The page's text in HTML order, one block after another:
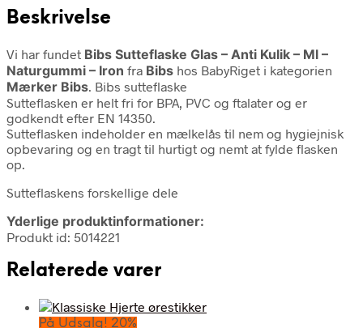
Beskrivelse
Vi har fundet Bibs Sutteflaske Glas – Anti Kulik – Ml –
Naturgummi – Iron fra Bibs hos BabyRiget i kategorien
Mærker Bibs. Bibs sutteflaske
Sutteflasken er helt fri for BPA, PVC og ftalater og er
godkendt efter EN 14350.
Sutteflasken indeholder en mælkelås til nem og hygiejnisk
opbevaring og en tragt til hurtigt og nemt at fylde flasken
op.
Sutteflaskens forskellige dele
Yderlige produktinformationer:
Produkt id: 5014221
Relaterede varer
På Udsalg! 20%